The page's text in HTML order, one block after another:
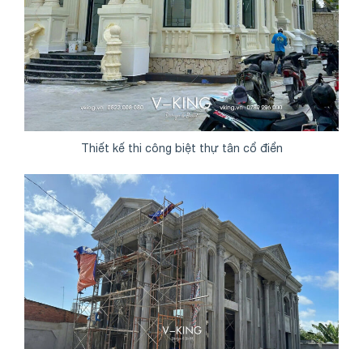
Thiết kế thi công biệt thự tân cổ điển